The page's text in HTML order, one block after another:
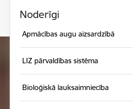
Noderīgi
Apmācības augu aizsardzībā
LIZ pārvaldības sistēma
Bioloģiskā lauksaimniecība